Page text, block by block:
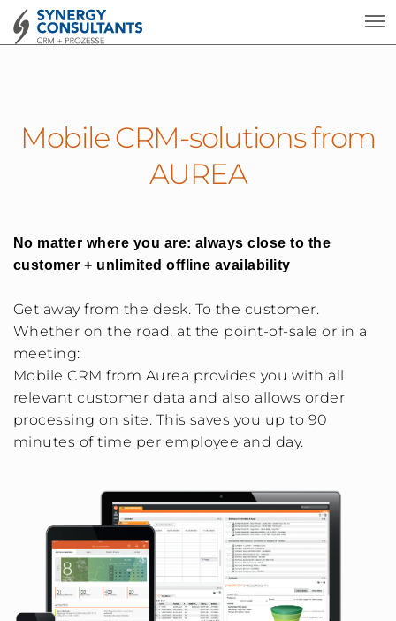
Mobile CRM-solutions from
AUREA
No matter where you are: always close to the
customer + unlimited offline availability
Get away from the desk. To the customer.
Whether on the road, at the point-of-sale or in a
meeting:
Mobile CRM from Aurea provides you with all
relevant customer data and also allows order
processing on site. This saves you up to 90
minutes of time per employee and day.